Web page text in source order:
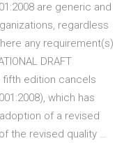
are generic and
regardless
any requirement(s)
DRAFT
fifth edition cancels
which has
of a revised
the revised quality …